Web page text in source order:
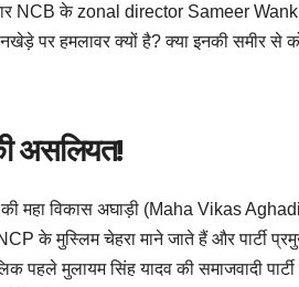
NCB के zonal director Sameer
पर हमलावर क्यों है? क्या इनकी समीर
असलियत!
की महा विकास अघाड़ी (Maha Vikas
के मुस्लिम चेहरा माने जाते हैं और पार्टी
पहले मुलायम सिंह यादव की समाजवादी